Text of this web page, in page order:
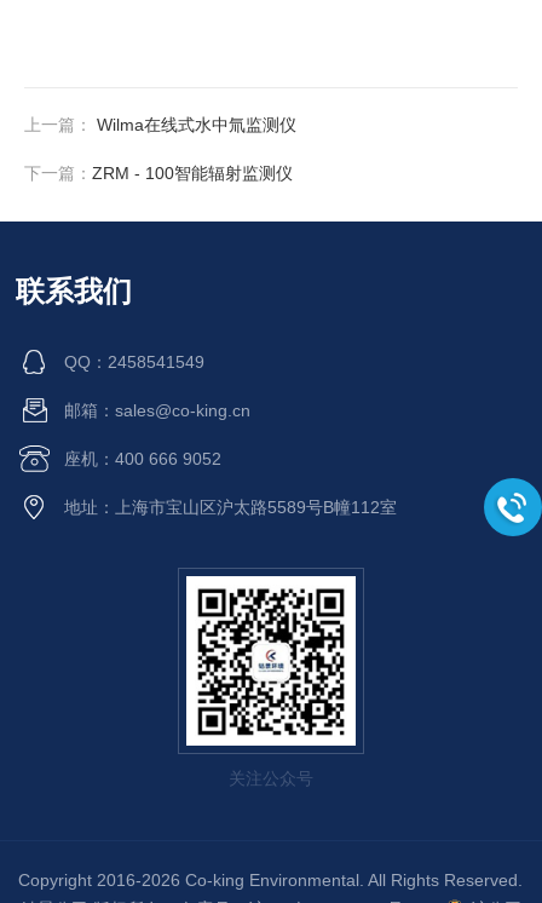
上一篇： Wilma在线式水中氚监测仪
下一篇： ZRM - 100智能辐射监测仪
联系我们
QQ：2458541549
邮箱：sales@co-king.cn
座机：400 666 9052
地址：上海市宝山区沪太路5589号B幢112室
关注公众号
Copyright 2016-2026 Co-king Environmental. All Rights Reserved.